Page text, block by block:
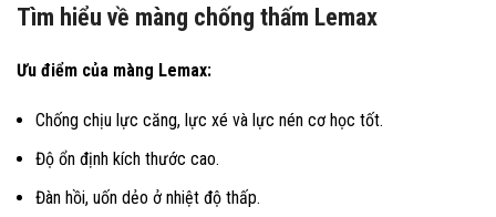
Tìm hiểu về màng chống thấm Lemax
Ưu điểm của màng Lemax:
Chống chịu lực căng, lực xé và lực nén cơ học tốt.
Độ ổn định kích thước cao.
Đàn hồi, uốn dẻo ở nhiệt độ thấp.